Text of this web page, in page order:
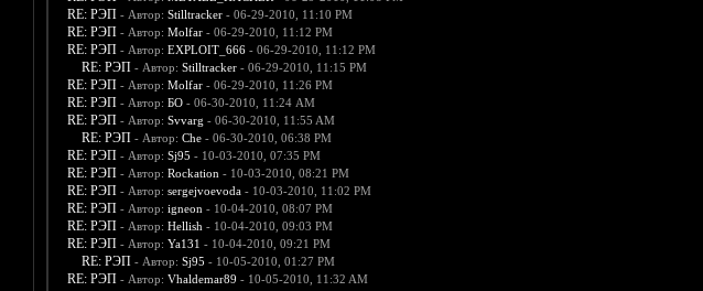
RE: РЭП - Автор: Stilltracker- 06-29-2010, 11:10 PM
RE: РЭП - Автор: Molfar- 06-29-2010, 11:12 PM
RE: РЭП - Автор: EXPLOIT_666- 06-29-2010, 11:12 PM
RE: РЭП - Автор: Stilltracker- 06-29-2010, 11:15 PM
RE: РЭП - Автор: Molfar- 06-29-2010, 11:26 PM
RE: РЭП - Автор: БО- 06-30-2010, 11:24 AM
RE: РЭП - Автор: Svvarg - 06-30-2010, 11:55 AM
RE: РЭП - Автор: Che- 06-30-2010, 06:38 PM
RE: РЭП - Автор: Sj95 - 10-03-2010, 07:35 PM
RE: РЭП - Автор: Rockation - 10-03-2010, 08:21 PM
RE: РЭП - Автор: sergejvoevoda- 10-03-2010, 11:02 PM
RE: РЭП - Автор: igneon - 10-04-2010, 08:07 PM
RE: РЭП - Автор: Hellish - 10-04-2010, 09:03 PM
RE: РЭП - Автор: Ya131 - 10-04-2010, 09:21 PM
RE: РЭП - Автор: Sj95 - 10-05-2010, 01:27 PM
RE: РЭП - Автор: Vhaldemar89 - 10-05-2010, 11:32 AM